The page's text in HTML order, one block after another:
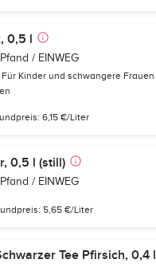
0,5 l
/ EINWEG
Kinder und schwangere Frauen
6,15 €/Liter
0,5 l (still)
/ EINWEG
5,65 €/Liter
Tee Pfirsich, 0,4 l